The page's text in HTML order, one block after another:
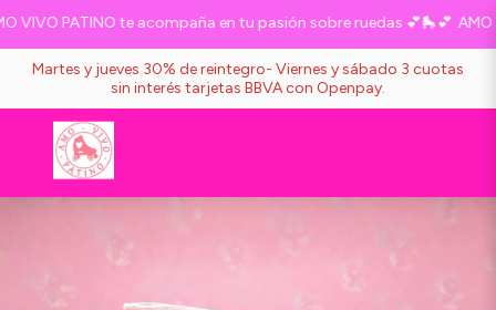
VIVO PATINO te acompaña en tu pasión sobre ruedas 💕🛼💕 AMO
Martes y jueves 30% de reintegro- Viernes y sábado 3 cuotas
sin interés tarjetas BBVA con Openpay.